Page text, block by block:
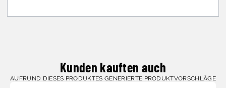
Kunden kauften auch
AUFRUND DIESES PRODUKTES GENERIERTE PRODUKTVORSCHLÄGE